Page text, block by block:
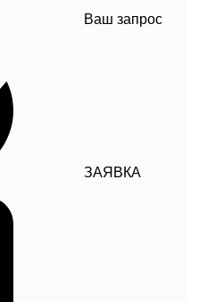
Ваш запрос
ЗАЯВКА